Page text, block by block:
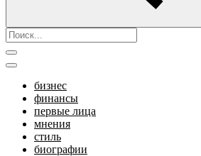
бизнес
финансы
первые лица
мнения
стиль
биографии